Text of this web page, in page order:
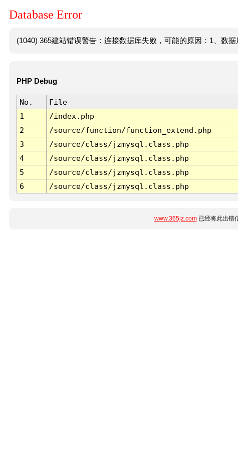
Database Error
(1040) 365建站错误警告：连接数据库失败，可能的原因：1、数据
PHP Debug
No. File
1
/index.php
2
/source/function/function_extend.php
3
/source/class/jzmysql.class.php
4
/source/class/jzmysql.class.php
5
/source/class/jzmysql.class.php
6
/source/class/jzmysql.class.php
www.365jz.com已经将此出错